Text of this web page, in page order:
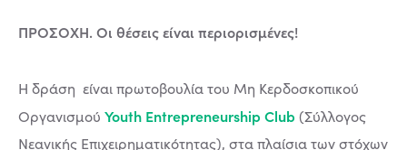
ΠΡΟΣΟΧΗ. Οι θέσεις είναι περιορισμένες!
Η δράση είναι πρωτοβουλία του Μη Κερδοσκοπικού
Οργανισμού Youth Entrepreneurship Club (Σύλλογος
Νεανικής Επιχειρηματικότητας), στα πλαίσια των στόχων